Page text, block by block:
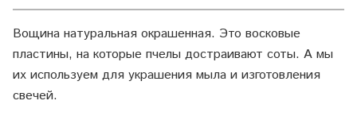
Вощина натуральная окрашенная. Это восковые
пластины, на которые пчелы достраивают соты. А мы
их используем для украшения мыла и изготовления
свечей.